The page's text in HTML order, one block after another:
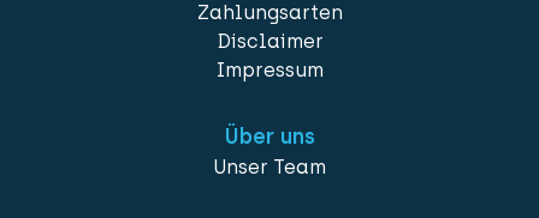
Zahlungsarten
Disclaimer
Impressum
Über uns
Unser Team